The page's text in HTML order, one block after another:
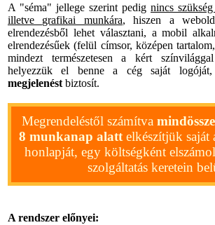
A "séma" jellege szerint pedig nincs
illetve grafikai munkára, hiszen a
elrendezésből lehet választani, a mobil
elrendezésűek (felül címsor, középen
mindezt természetesen a kért
helyezzük el benne a cég saját
megjelenést biztosít.
Megrendeléstől számítva
8 munkanap alatt elkészítjük saját
honlapját, egy költségként
szolgáltatás keretein
A rendszer előnyei: